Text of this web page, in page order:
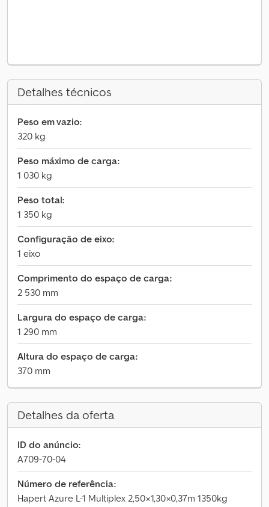
Detalhes técnicos
Peso em vazio:
320 kg
Peso máximo de carga:
1 030 kg
Peso total:
1 350 kg
Configuração de eixo:
1 eixo
Comprimento do espaço de carga:
2 530 mm
Largura do espaço de carga:
1 290 mm
Altura do espaço de carga:
370 mm
Detalhes da oferta
ID do anúncio:
A709-70-04
Número de referência:
Hapert Azure L-1 Multiplex 2,50×1,30×0,37m 1350kg